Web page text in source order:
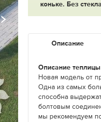
коньке. Без
Описание
Описание
Новая модель от
Одна из самых
способна
болтовым
мы рекомендуем